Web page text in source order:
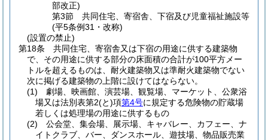
部改正)
第3節
共同住宅、寄宿舎、下宿及び児童福祉施設等
(平5条例31・改称)
(設置の禁止)
第18条
共同住宅、寄宿舎又は下宿の用途に供する建築物
で、その用途に供する部分の床面積の合計が100平方メー
トルを超えるものは、耐火建築物又は準耐火建築物でない
次に掲げる建築物の上階に設けてはならない。
(1)
劇場、映画館、演芸場、観覧場、マーケット、公衆浴
場又は法別表第2(と)項第4号に規定する危険物の貯蔵場
若しくは処理場の用途に供するもの
(2)
公会堂、集会場、展示場、キャバレー、カフェー、ナ
イトクラブ、バー、ダンスホール、遊技場、物品販売業